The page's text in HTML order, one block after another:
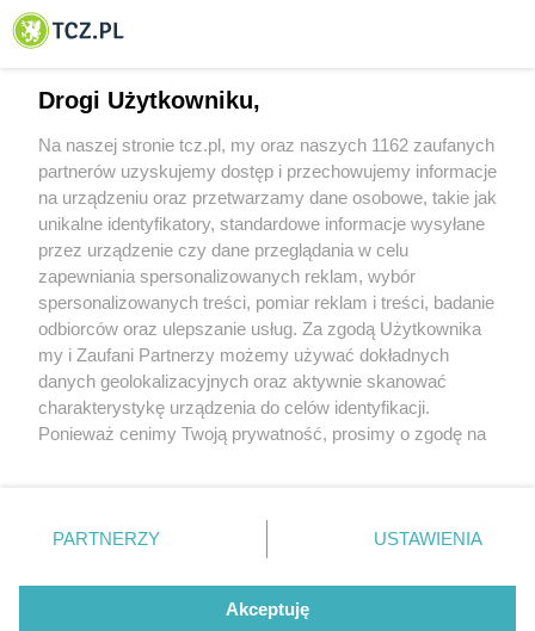
© 2001-2026 Tczew - TCZ.PL Sp. z o.o. Internetowy Serwis Informacyjny Miasta
O FIRMIE POLITYKA PRYWATNOŚCI HOSTING
REKLAMA WSPÓŁPRACA RSS FACEBOOK KONTAKT
Nasze serwisy
Aktualności
Tcz24
Historia miasta
Muzyka i kultura
Archiwum wydarzeń
Zdjęcia miasta
Drogi Użytkowniku,
Na naszej stronie tcz.pl, my oraz naszych 1162 zaufanych
partnerów uzyskujemy dostęp i przechowujemy informacje
na urządzeniu oraz przetwarzamy dane osobowe, takie jak
unikalne identyfikatory, standardowe informacje wysyłane
przez urządzenie czy dane przeglądania w celu
zapewniania spersonalizowanych reklam, wybór
spersonalizowanych treści, pomiar reklam i treści, badanie
odbiorców oraz ulepszanie usług. Za zgodą Użytkownika
my i Zaufani Partnerzy możemy używać dokładnych
danych geolokalizacyjnych oraz aktywnie skanować
charakterystykę urządzenia do celów identyfikacji.
Ponieważ cenimy Twoją prywatność, prosimy o zgodę na
znajdujący się w lewym dolnym rogu strony
. Niektóre
przetwarzaniu. Preferencje będą miały zastosowania tylko
PARTNERZY USTAWIENIA
Akceptuję